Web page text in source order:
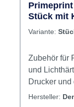
Stück mit
Variante:
Zubehör für Primeprint.
und
Drucker
Processing
Hersteller: